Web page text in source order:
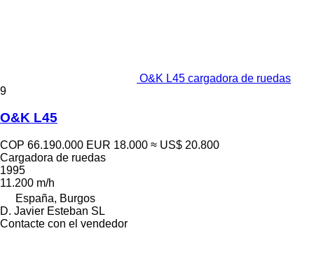
O&K L45 cargadora de ruedas
9
O&K L45
COP 66.190.000 EUR 18.000 ≈ US$ 20.800
Cargadora de ruedas
1995
11.200 m/h
España, Burgos
D. Javier Esteban SL
Contacte con el vendedor